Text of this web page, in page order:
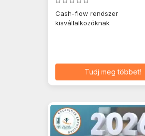
Cash-flow rendszer
kisvállalkozóknak
Tudj meg többet!